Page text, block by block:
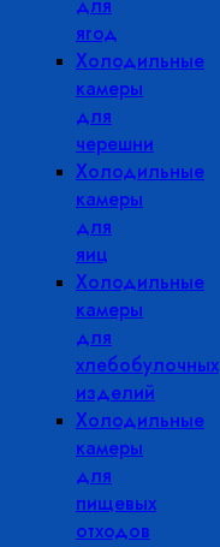
для
ягод
Холодильные
камеры
для
черешни
Холодильные
камеры
для
яиц
Холодильные
камеры
для
хлебобулочных
изделий
Холодильные
камеры
для
пищевых
отходов